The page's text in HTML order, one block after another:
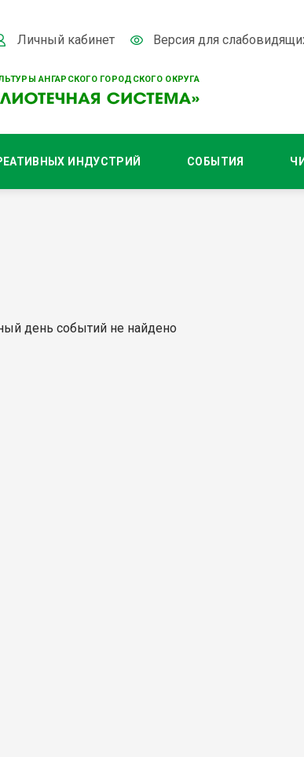
АНГАРСКОГО ГОРОДСКОГО ОКРУГА
Личный кабинет Версия для
ИНДУСТРИЙ СОБЫТИЯ
день событий не найдено